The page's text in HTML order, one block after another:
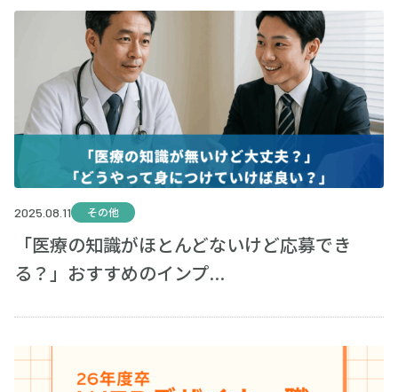
2025.08.11 その他
「医療の知識がほとんどないけど応募でき
る？」おすすめのインプ...